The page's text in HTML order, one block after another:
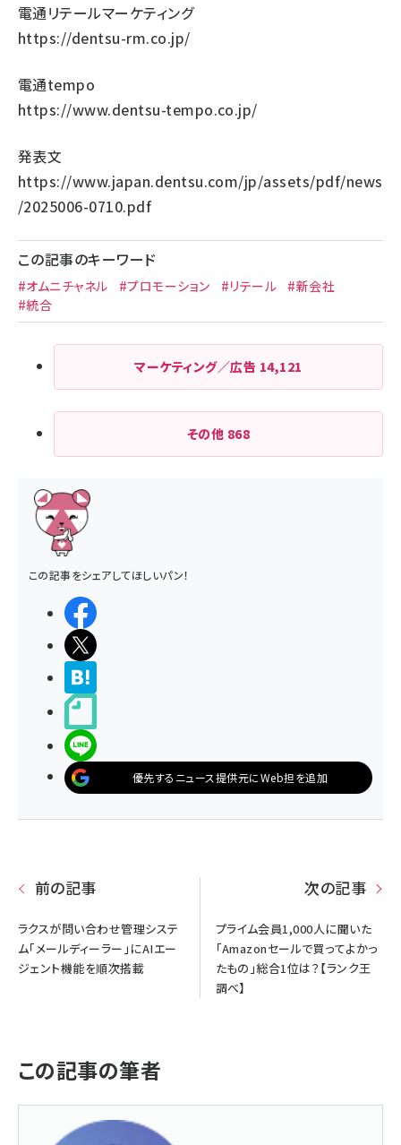
電通リテールマーケティング
https://dentsu-rm.co.jp/
電通tempo
https://www.dentsu-tempo.co.jp/
発表文
https://www.japan.dentsu.com/jp/assets/pdf/news
/2025006-0710.pdf
この記事のキーワード
#オムニチャネル #プロモーション #リテール
#新会社
#統合
マーケティング／広告 14,121
その他 868
この記事をシェアしてほしいパン！
優先するニュース提供元にWeb担を追加
前の記事
ラクスが問い合わせ管理システ
ム「メールディーラー」にAIエー
ジェント機能を順次搭載
次の記事
プライム会員1,000人に聞いた
「Amazonセールで買ってよかっ
たもの」総合1位は？【ランク王
調べ】
この記事の筆者